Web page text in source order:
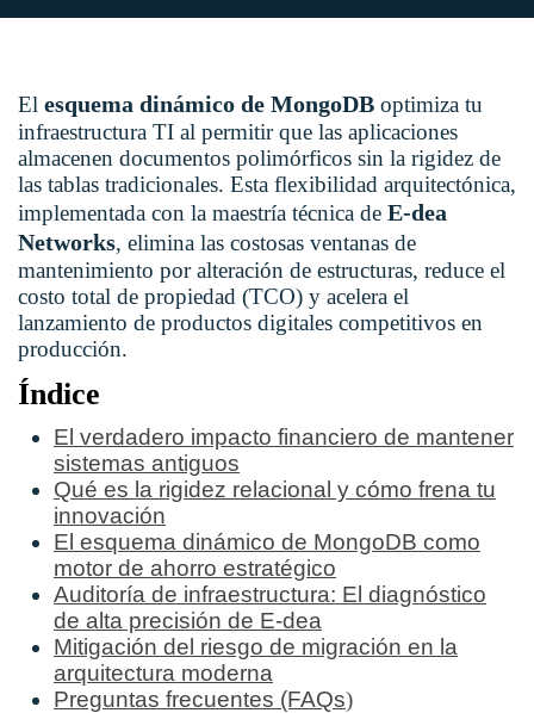
El esquema dinámico de MongoDB optimiza tu
infraestructura TI al permitir que las aplicaciones
almacenen documentos polimórficos sin la rigidez de
las tablas tradicionales. Esta flexibilidad arquitectónica,
implementada con la maestría técnica de E-dea
Networks, elimina las costosas ventanas de
mantenimiento por alteración de estructuras, reduce el
costo total de propiedad (TCO) y acelera el
lanzamiento de productos digitales competitivos en
producción.
Índice
El verdadero impacto financiero de mantener
sistemas antiguos
Qué es la rigidez relacional y cómo frena tu
innovación
El esquema dinámico de MongoDB como
motor de ahorro estratégico
Auditoría de infraestructura: El diagnóstico
de alta precisión de E-dea
Mitigación del riesgo de migración en la
arquitectura moderna
Preguntas frecuentes (FAQs)